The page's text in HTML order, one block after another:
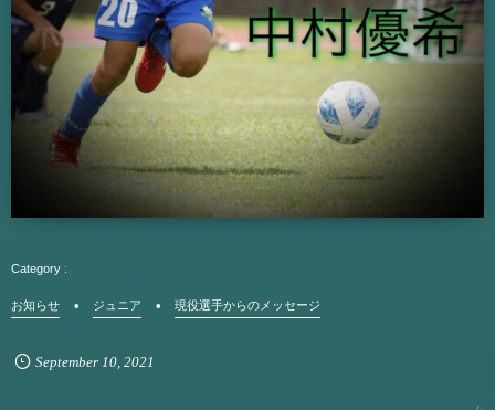
お知らせ ジュニア 現役選手からのメッセージ
September 10, 2021